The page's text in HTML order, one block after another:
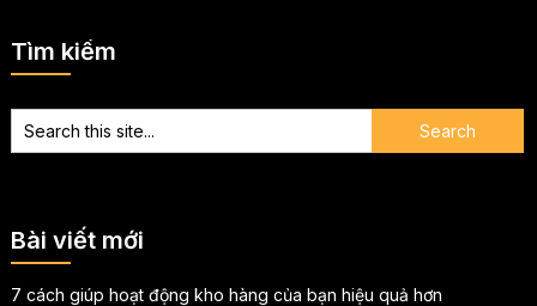
Tìm kiếm
Bài viết mới
7 cách giúp hoạt động kho hàng của bạn hiệu quả hơn